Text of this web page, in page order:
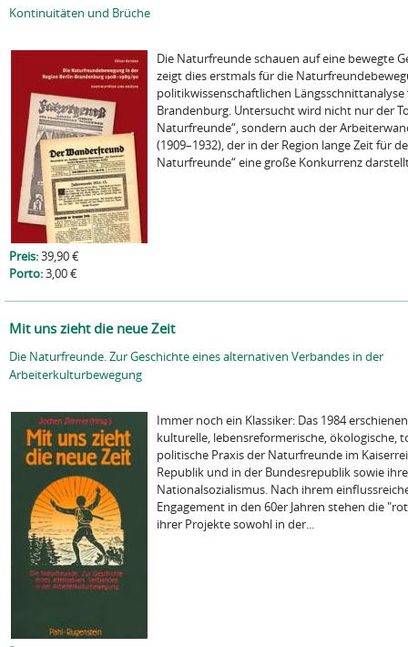
Kontinuitäten und Brüche
Die Naturfreunde schauen auf eine bewegte
zeigt dies erstmals für die
politikwissenschaftlichen Längsschnittanalyse
Brandenburg. Untersucht wird nicht nur der
Naturfreunde“, sondern auch der
(1909–1932), der in der Region lange Zeit für
Naturfreunde“ eine große Konkurrenz
Preis:39,90 €
Porto:3,00 €
Mit uns zieht die neue Zeit
Die Naturfreunde. Zur Geschichte eines alternativen Verbandes in der
Arbeiterkulturbewegung
Immer noch ein Klassiker: Das 1984
kulturelle, lebensreformerische, ökologische,
politische Praxis der Naturfreunde im
Republik und in der Bundesrepublik sowie
Nationalsozialismus. Nach ihrem
Engagement in den 60er Jahren stehen die
ihrer Projekte sowohl in der...